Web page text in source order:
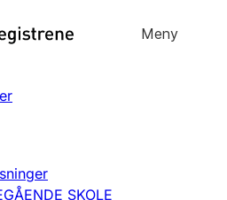
til
Meny
SKOLE